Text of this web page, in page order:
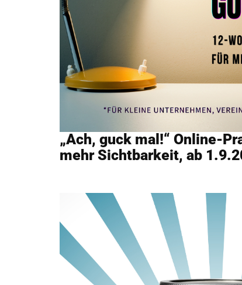
„Ach, guck mal!“ Online-
mehr Sichtbarkeit, ab